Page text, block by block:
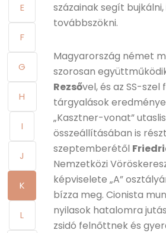
E
F
G
H
I
J
K
L
százainak segít
továbbszökni.
Magyarország német
szorosan
Rezsővel, és az SS-
tárgyalások
„Kasztner-vonat”
összeállításában is
szeptemberétől
Nemzetközi
képviselete „A”
bízza meg. Cionista
nyilasok hatalomra
zsidó felnőttnek és